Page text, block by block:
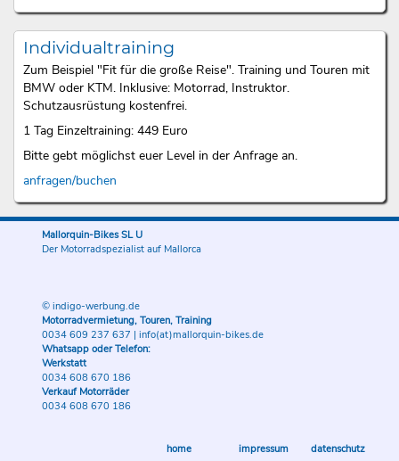
Individualtraining
Zum Beispiel "Fit für die große Reise". Training und Touren mit
BMW oder KTM. Inklusive: Motorrad, Instruktor.
Schutzausrüstung kostenfrei.
1 Tag Einzeltraining: 449 Euro
Bitte gebt möglichst euer Level in der Anfrage an.
anfragen/buchen
Mallorquin-Bikes SL U
Der Motorradspezialist auf Mallorca
© indigo-werbung.de
Motorradvermietung, Touren, Training
0034 609 237 637 | info(at)mallorquin-bikes.de
Whatsapp oder Telefon:
Werkstatt
0034 608 670 186
Verkauf Motorräder
0034 608 670 186
home impressum datenschutz